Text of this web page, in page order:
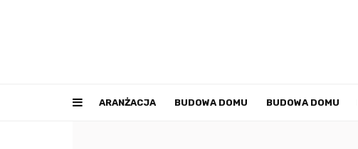
ARANŻACJA BUDOWA DOMU BUDOWA DOMU